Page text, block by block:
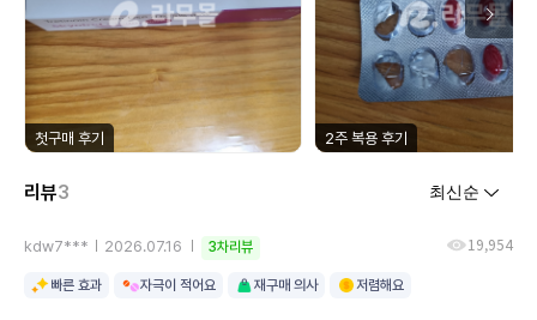
첫구매 후기 2주 복용 후기
리뷰3
kdw7*** 2026.07.16 3차리뷰 19,954
빠른 효과 자극이 적어요 재구매 의사 저렴해요